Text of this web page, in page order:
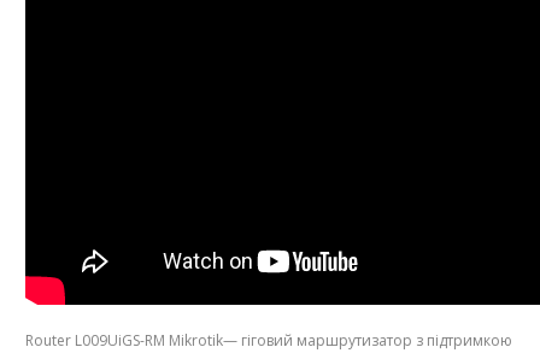
Router L009UiGS-RM Mikrotik— гіговий маршрутизатор з підтримкою